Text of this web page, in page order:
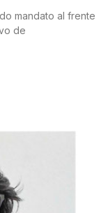
mandato al frente
de